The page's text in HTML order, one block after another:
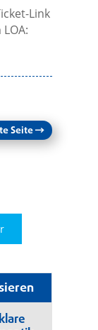
Link
Seite→